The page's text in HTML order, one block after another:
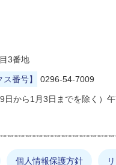
3番地
ス番号】 0296-54-7009
日から1月3日までを除く）
個人情報保護方針